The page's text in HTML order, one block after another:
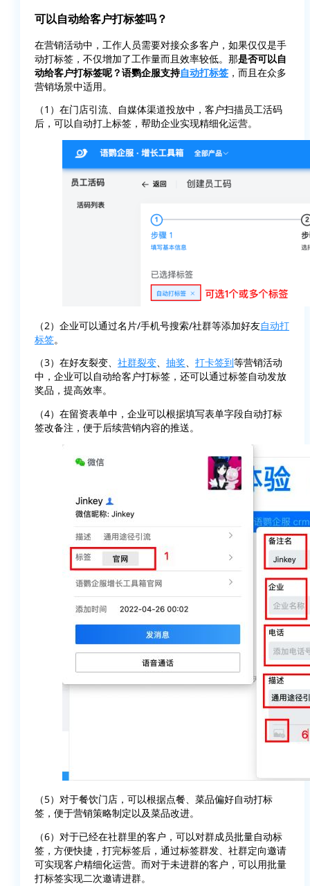
可以自动给客户打标签吗？
在营销活动中，工作人员需要对接众多客户，如果仅仅是手
动打标签，不仅增加了工作量而且效率较低。那是否可以自
动给客户打标签呢？语鹦企服支持自动打标签 ，而且在众多
营销场景中适用。
（1）在门店引流、自媒体渠道投放中，客户扫描员工活码
后，可以自动打上标签，帮助企业实现精细化运营。
（2）企业可以通过名片/手机号搜索/社群等添加好友自动打
标签。
（3）在好友裂变、 社群裂变、 抽奖、 打卡签到等营销活动
中，企业可以自动给客户打标签，还可以通过标签自动发放
奖品，提高效率。
（4）在留资表单中，企业可以根据填写表单字段自动打标
签改备注，便于后续营销内容的推送。
（5）对于餐饮门店，可以根据点餐、菜品偏好自动打标
签，便于营销策略制定以及菜品改进。
（6）对于已经在社群里的客户，可以对群成员批量自动标
签，方便快捷，打完标签后，通过标签群发、社群定向邀请
可实现客户精细化运营。而对于未进群的客户，可以用批量
打标签实现二次邀请进群。